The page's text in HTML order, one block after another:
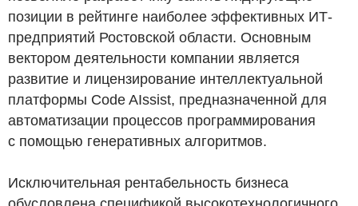
позиции в рейтинге наиболее эффективных ИТ-
предприятий Ростовской области. Основным
вектором деятельности компании является
развитие и лицензирование интеллектуальной
платформы Code AIssist, предназначенной для
автоматизации процессов программирования
с помощью генеративных алгоритмов.
Исключительная рентабельность бизнеса